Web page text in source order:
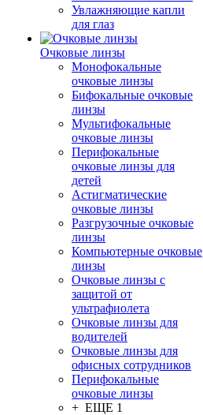
Увлажняющие капли
для глаз
Очковые линзы
Монофокальные
очковые линзы
Бифокальные очковые
линзы
Мультифокальные
очковые линзы
Перифокальные
очковые линзы для
детей
Астигматические
очковые линзы
Разгрузочные очковые
линзы
Компьютерные очковые
линзы
Очковые линзы с
защитой от
ультрафиолета
Очковые линзы для
водителей
Очковые линзы для
офисных сотрудников
Перифокальные
очковые линзы
+ ЕЩЕ 1